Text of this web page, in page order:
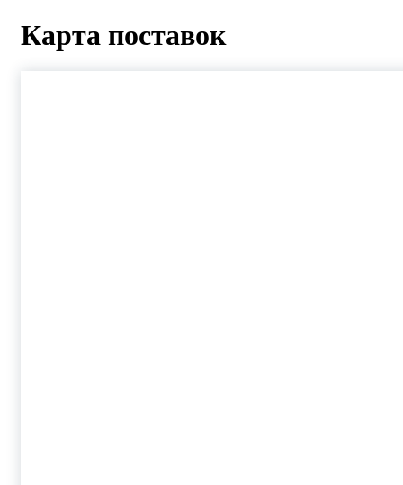
Карта поставок